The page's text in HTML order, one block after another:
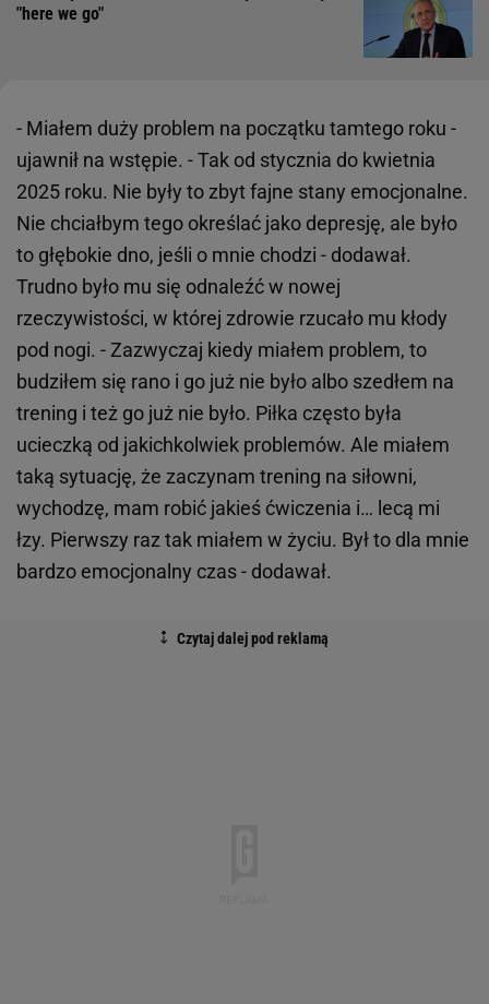
"here we go"
- Miałem duży problem na początku tamtego roku -
ujawnił na wstępie. - Tak od stycznia do kwietnia
2025 roku. Nie były to zbyt fajne stany emocjonalne.
Nie chciałbym tego określać jako depresję, ale było
to głębokie dno, jeśli o mnie chodzi - dodawał.
Trudno było mu się odnaleźć w nowej
rzeczywistości, w której zdrowie rzucało mu kłody
pod nogi. - Zazwyczaj kiedy miałem problem, to
budziłem się rano i go już nie było albo szedłem na
trening i też go już nie było. Piłka często była
ucieczką od jakichkolwiek problemów. Ale miałem
taką sytuację, że zaczynam trening na siłowni,
wychodzę, mam robić jakieś ćwiczenia i… lecą mi
łzy. Pierwszy raz tak miałem w życiu. Był to dla mnie
bardzo emocjonalny czas - dodawał.